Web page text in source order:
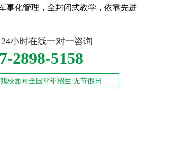
24小时在线一对一咨询
事化管理，全封闭式教学，依靠先进
2898-5158
我校面向全国常年招生 无节假日